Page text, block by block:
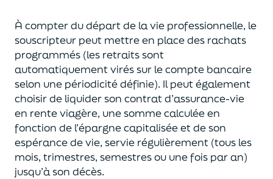
À compter du départ de la vie professionnelle, le
souscripteur peut mettre en place des rachats
programmés (les retraits sont
automatiquement virés sur le compte bancaire
selon une périodicité définie). Il peut également
choisirde liquider son contrat d’assurance-vie
en rente viagère, une somme calculée en
fonction de l’épargne capitalisée et deson
espérance de vie, servie régulièrement (tous les
mois, trimestres, semestres ou une fois par an)
jusqu’à son décès.